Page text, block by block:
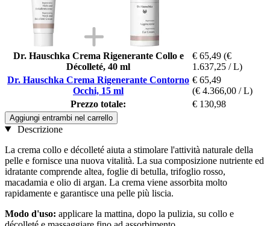
Dr. Hauschka Crema Rigenerante Collo e
Décolleté, 40 ml
€ 65,49 (€
1.637,25 / L)
Dr. Hauschka Crema Rigenerante Contorno
Occhi, 15 ml
€ 65,49
(€ 4.366,00 / L)
Prezzo totale:
€ 130,98
Aggiungi entrambi nel carrello
Descrizione
La crema collo e décolleté aiuta a stimolare l'attività naturale della
pelle e fornisce una nuova vitalità. La sua composizione nutriente ed
idratante comprende altea, foglie di betulla, trifoglio rosso,
macadamia e olio di argan. La crema viene assorbita molto
rapidamente e garantisce una pelle più liscia.
Modo d'uso: applicare la mattina, dopo la pulizia, su collo e